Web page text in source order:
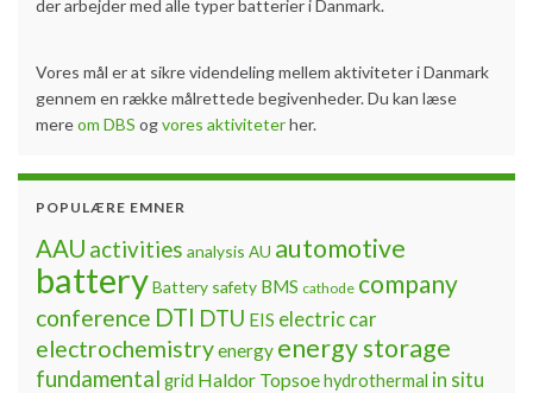
der arbejder med alle typer batterier i Danmark.
Vores mål er at sikre videndeling mellem aktiviteter i Danmark
gennem en række målrettede begivenheder. Du kan læse
mereom DBS ogvores aktiviteterher.
POPULÆRE EMNER
AAU activities analysis AU automotive
batteryBattery safety BMS cathode company
conference DTI DTU EIS electric car
electrochemistryenergy energy storage
fundamental grid Haldor Topsoehydrothermal in situ